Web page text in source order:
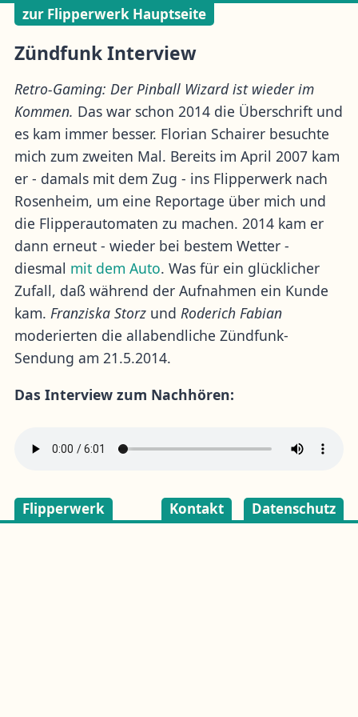
zur Flipperwerk Hauptseite
Zündfunk Interview
Retro-Gaming: Der Pinball Wizard ist wieder im
Kommen. Das war schon 2014 die Überschrift und
es kam immer besser. Florian Schairer besuchte
mich zum zweiten Mal. Bereits im April 2007 kam
er - damals mit dem Zug - ins Flipperwerk nach
Rosenheim, um eine Reportage über mich und
die Flipperautomaten zu machen. 2014 kam er
dann erneut - wieder bei bestem Wetter -
diesmal mit dem Auto. Was für ein glücklicher
Zufall, daß während der Aufnahmen ein Kunde
kam. Franziska Storzund Roderich Fabian
moderierten die allabendliche Zündfunk-
Sendung am 21.5.2014.
Das Interview zum Nachhören:
Flipperwerk Kontakt Datenschutz